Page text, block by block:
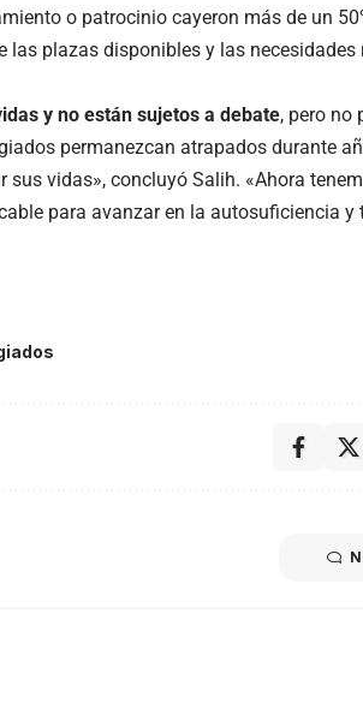
o patrocinio cayeron más de un
las plazas disponibles y las necesidades
y no están sujetos a debate, pero no
permanezcan atrapados durante
sus vidas», concluyó Salih. «Ahora
para avanzar en la autosuficiencia